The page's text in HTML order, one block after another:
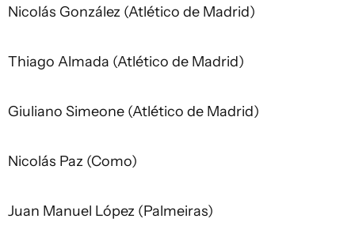
Nicolás González (Atlético de Madrid)
Thiago Almada (Atlético de Madrid)
Giuliano Simeone (Atlético de Madrid)
Nicolás Paz (Como)
Juan Manuel López (Palmeiras)